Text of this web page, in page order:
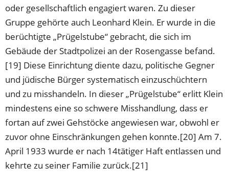
oder gesellschaftlich engagiert waren. Zu dieser
Gruppe gehörte auch Leonhard Klein. Er wurde in die
berüchtigte „Prügelstube“ gebracht, die sich im
Gebäude der Stadtpolizei an der Rosengasse befand.
[19] Diese Einrichtung diente dazu, politische Gegner
und jüdische Bürger systematisch einzuschüchtern
und zu misshandeln. In dieser „Prügelstube“ erlitt Klein
mindestens eine so schwere Misshandlung, dass er
fortan auf zwei Gehstöcke angewiesen war, obwohl er
zuvor ohne Einschränkungen gehen konnte.[20] Am 7.
April 1933 wurde er nach 14tätiger Haft entlassen und
kehrte zu seiner Familie zurück.[21]